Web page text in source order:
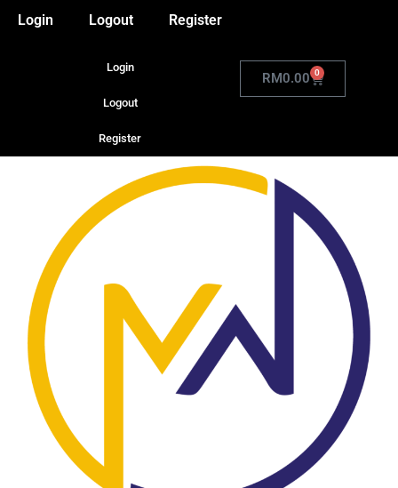
Login Logout Register
Login
Logout
Register
RM0.00 0